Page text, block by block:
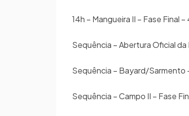
14h – Mangueira II – Fase Final
Sequência – Abertura Oficial da
Sequência – Bayard/Sarmento
Sequência – Campo II – Fase